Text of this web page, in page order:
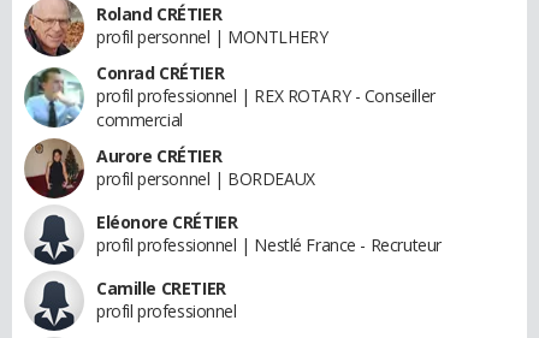
Roland CRÉTIER
profil personnel | MONTLHERY
Conrad CRÉTIER
profil professionnel | REX ROTARY - Conseiller
commercial
Aurore CRÉTIER
profil personnel | BORDEAUX
Eléonore CRÉTIER
profil professionnel | Nestlé France - Recruteur
Camille CRETIER
profil professionnel